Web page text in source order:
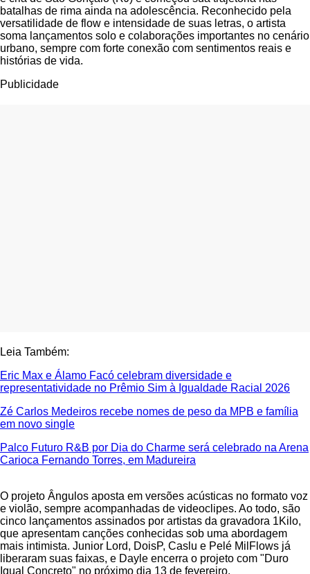
batalhas de rima ainda na adolescência. Reconhecido pela
versatilidade de flow e intensidade de suas letras, o artista
soma lançamentos solo e colaborações importantes no cenário
urbano, sempre com forte conexão com sentimentos reais e
histórias de vida.
Publicidade
Leia Também:
Eric Max e Álamo Facó celebram diversidade e
representatividade no Prêmio Sim à Igualdade Racial 2026
Zé Carlos Medeiros recebe nomes de peso da MPB e família
em novo single
Palco Futuro R&B por Dia do Charme será celebrado na Arena
Carioca Fernando Torres, em Madureira
O projeto Ângulos aposta em versões acústicas no formato voz
e violão, sempre acompanhadas de videoclipes. Ao todo, são
cinco lançamentos assinados por artistas da gravadora 1Kilo,
que apresentam canções conhecidas sob uma abordagem
mais intimista. Junior Lord, DoisP, Caslu e Pelé MilFlows já
liberaram suas faixas, e Dayle encerra o projeto com "Duro
Igual Concreto" no próximo dia 13 de fevereiro.